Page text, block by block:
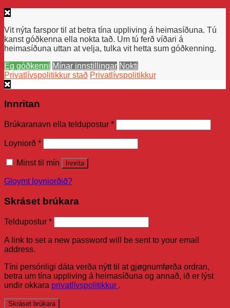
Vit nýta farspor til at betra tína uppliving á heimasíðuna. Tú
kanst góðkenna ella nokta tað. Um tú ferð víðari á
heimasíðuna uttan at velja, tulka vit hetta sum góðkenning.
Eg góðkenni Mínar innstillingar Nokti
Privatlívspolitikkur stað Privatlívspolitikkur
Innritan
Brúkaranavn ella teldupostur *
Loyniorð *
Minst til mín Innrita
Gloymt loyniorðið?
Skráset brúkara
Teldupostur *
A link to set a new password will be sent to your email
address.
Tíni persónligi dáta verða nýtt til at gjøgnumførða ordran,
betra um tína uppliving á heimasíðuna og annað, ið er lýst
undir okkara privatlívspolitikkur .
Skráset brúkara